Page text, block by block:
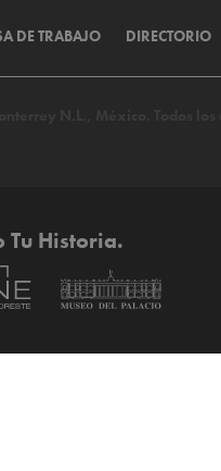
DE TRABAJO DIRECTORIO
Tu Historia.